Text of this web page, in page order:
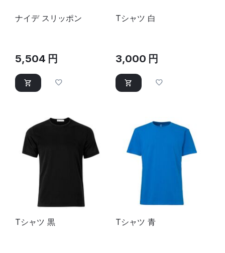
ナイデ スリッポン
5,504 円
Tシャツ 白
3,000 円
Tシャツ 黒 Tシャツ 青